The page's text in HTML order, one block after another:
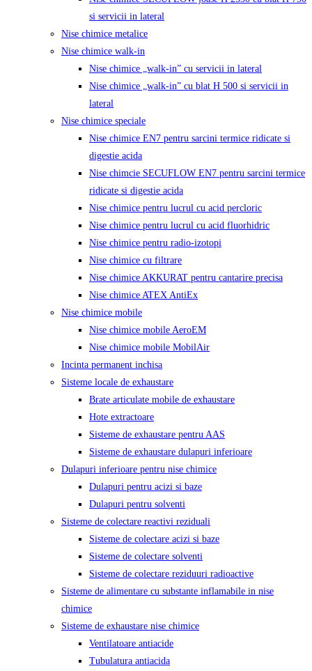
si servicii in lateral
Nise chimice metalice
Nise chimice walk-in
Nise chimice „walk-in” cu servicii in lateral
Nise chimice „walk-in” cu blat H 500 si servicii in
lateral
Nise chimice speciale
Nise chimice EN7 pentru sarcini termice ridicate si
digestie acida
Nise chimcie SECUFLOW EN7 pentru sarcini termice
ridicate si digestie acida
Nise chimice pentru lucrul cu acid percloric
Nise chimice pentru lucrul cu acid fluorhidric
Nise chimice pentru radio-izotopi
Nise chimice cu filtrare
Nise chimice AKKURAT pentru cantarire precisa
Nise chimice ATEX AntiEx
Nise chimice mobile
Nise chimice mobile AeroEM
Nise chimice mobile MobilAir
Incinta permanent inchisa
Sisteme locale de exhaustare
Brate articulate mobile de exhaustare
Hote extractoare
Sisteme de exhaustare pentru AAS
Sisteme de exhaustare dulapuri inferioare
Dulapuri inferioare pentru nise chimice
Dulapuri pentru acizi si baze
Dulapuri pentru solventi
Sisteme de colectare reactivi reziduali
Sisteme de colectare acizi si baze
Sisteme de colectare solventi
Sisteme de colectare reziduuri radioactive
Sisteme de alimentare cu substante inflamabile in nise
chimice
Sisteme de exhaustare nise chimice
Ventilatoare antiacide
Tubulatura antiacida